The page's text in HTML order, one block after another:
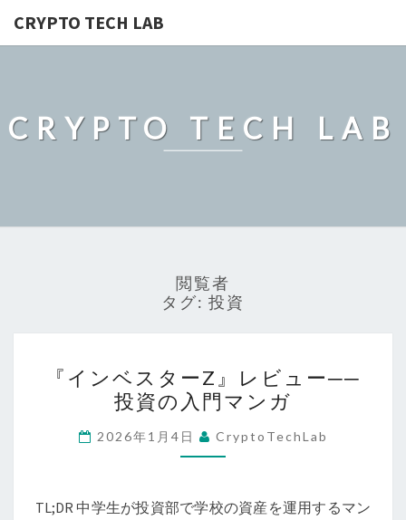
CRYPTO TECH LAB
CRYPTO TECH LAB
閲覧者
タグ: 投資
ン
ベ
ス
タ
Z』
『インベスターZ』レビュー──
投資の入門マンガ
2026年1月4日 CryptoTechLab
TL;DR 中学生が投資部で学校の資産を運用するマン